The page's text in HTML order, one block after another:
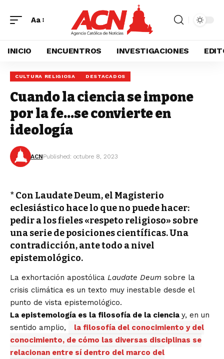
Aa
INICIO ENCUENTROS INVESTIGACIONES
CULTURA RELIGIOSA DESTACADOS
Cuando la ciencia se impone
por la fe…se convierte en
ideología
ACNPublished: octubre 8, 2023
* Con Laudate Deum, el Magisterio
eclesiástico hace lo que no puede hacer:
pedir a los fieles «respeto religioso» sobre
una serie de posiciones científicas. Una
contradicción, ante todo a nivel
epistemológico.
La exhortación apostólica Laudate Deum sobre la
crisis climática es un texto muy inestable desde el
punto de vista epistemológico.
La epistemología es la filosofía de la ciencia y, en un
sentido amplio,
la filosofía del conocimiento y del
conocimiento, de cómo las diversas disciplinas se
relacionan entre sí dentro del marco del